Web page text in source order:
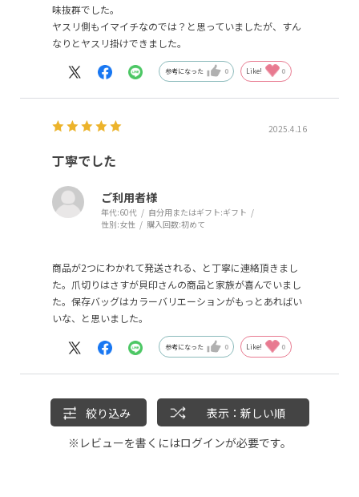
味抜群でした。
ヤスリ側もイマイチなのでは？と思っていましたが、すん
なりとヤスリ掛けできました。
参考になった 0 Like! 0
2025.4.16
丁寧でした
ご利用者様
年代:60代 自分用またはギフト:ギフト
性別:女性 購入回数:初めて
商品が2つにわかれて発送される、と丁寧に連絡頂きまし
た。爪切りはさすが貝印さんの商品と家族が喜んでいまし
た。保存バッグはカラーバリエーションがもっとあればい
いな、と思いました。
参考になった 0 Like! 0
絞り込み
表示：新しい順
※レビューを書くにはログインが必要です。